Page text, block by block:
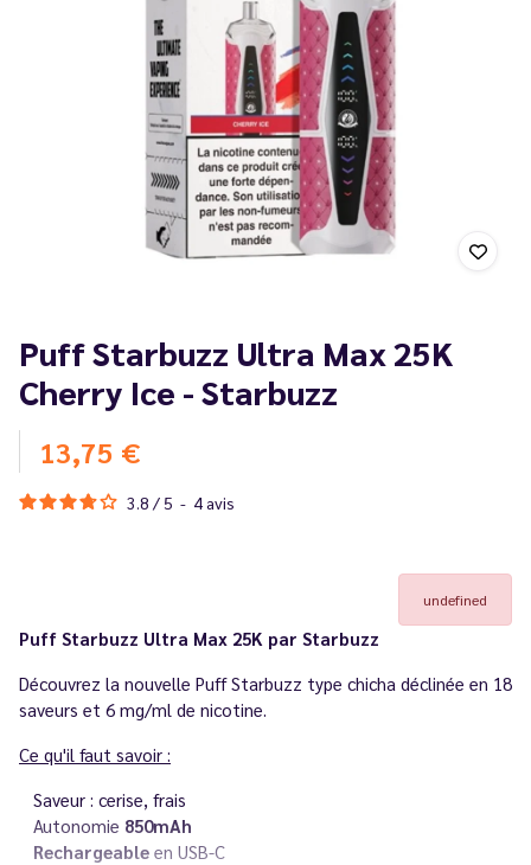
Puff Starbuzz Ultra Max 25K
Cherry Ice - Starbuzz
13,75 €
3.8 / 5 - 4avis
undefined
Puff Starbuzz Ultra Max 25K par Starbuzz
Découvrez la nouvelle Puff Starbuzz type chicha déclinée en 18
saveurs et 6 mg/ml de nicotine.
Ce qu'il faut savoir :
Saveur : cerise, frais
Autonomie 850mAh
Rechargeable en USB-C